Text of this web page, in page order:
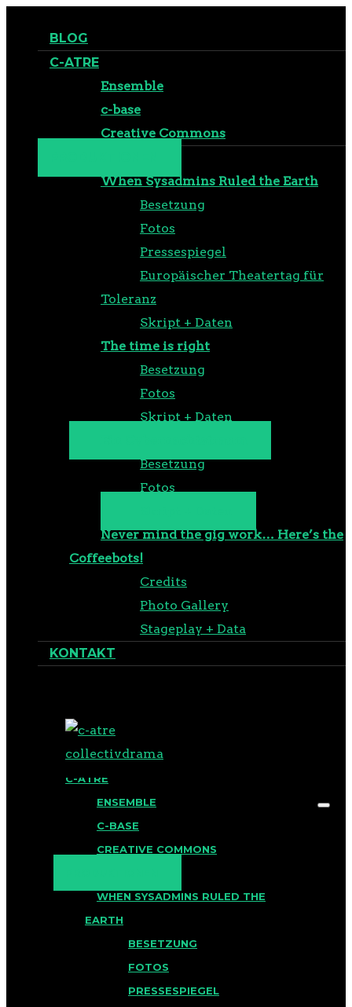
BLOG
C-ATRE
Ensemble
c-base
Creative Commons
When Sysadmins Ruled the Earth
Besetzung
Fotos
Pressespiegel
Europäischer Theatertag für
Toleranz
Skript + Daten
The time is right
Besetzung
Fotos
Skript + Daten
Besetzung
Fotos
Never mind the gig work… Here’s the
Coffeebots!
Credits
Photo Gallery
Stageplay + Data
KONTAKT
BLOG
C-ATRE
ENSEMBLE
C-BASE
CREATIVE COMMONS
WHEN SYSADMINS RULED THE
EARTH
BESETZUNG
FOTOS
PRESSESPIEGEL
EIN
CYBERNACHTSTRAUM